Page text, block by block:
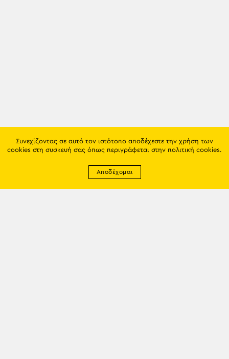
Συνεχίζοντας σε αυτό τον ιστότοπο αποδέχεστε την χρήση των
cookies στη συσκευή σας όπως περιγράφεται στην πολιτική cookies.
Αποδέχομαι